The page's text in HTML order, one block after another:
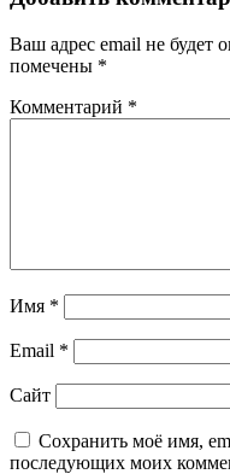
Ваш адрес email не будет
помечены *
Комментарий *
Имя *
Email *
Сайт
Сохранить моё имя,
последующих моих